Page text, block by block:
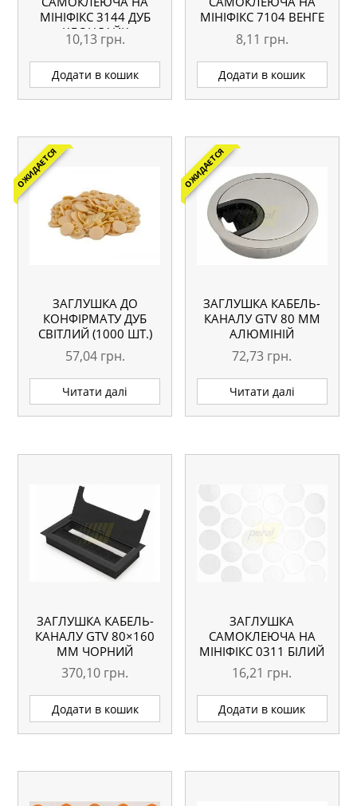
МІНІФІКС 3144 ДУБ
КЛОНДАЙК
10,13 грн.
Додати в кошик
МІНІФІКС 7104 ВЕНГЕ
8,11 грн.
Додати в кошик
ОЖИДАЕТСЯ
ЗАГЛУШКА ДО
КОНФІРМАТУ ДУБ
СВІТЛИЙ (1000 ШТ.)
57,04 грн.
Читати далі
ОЖИДАЕТСЯ
ЗАГЛУШКА КАБЕЛЬ-
КАНАЛУ GTV 80 ММ
АЛЮМІНІЙ
72,73 грн.
Читати далі
ЗАГЛУШКА КАБЕЛЬ-
КАНАЛУ GTV 80×160
ММ ЧОРНИЙ
370,10 грн.
Додати в кошик
ЗАГЛУШКА
САМОКЛЕЮЧА НА
МІНІФІКС 0311 БІЛИЙ
ГЛЯНЕЦЬ
16,21 грн.
Додати в кошик